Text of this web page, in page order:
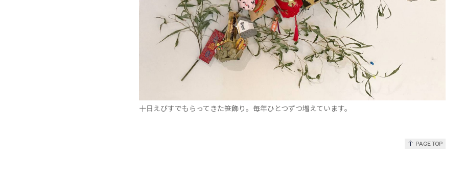
十日えびすでもらってきた笹飾り。毎年ひとつずつ増えています。